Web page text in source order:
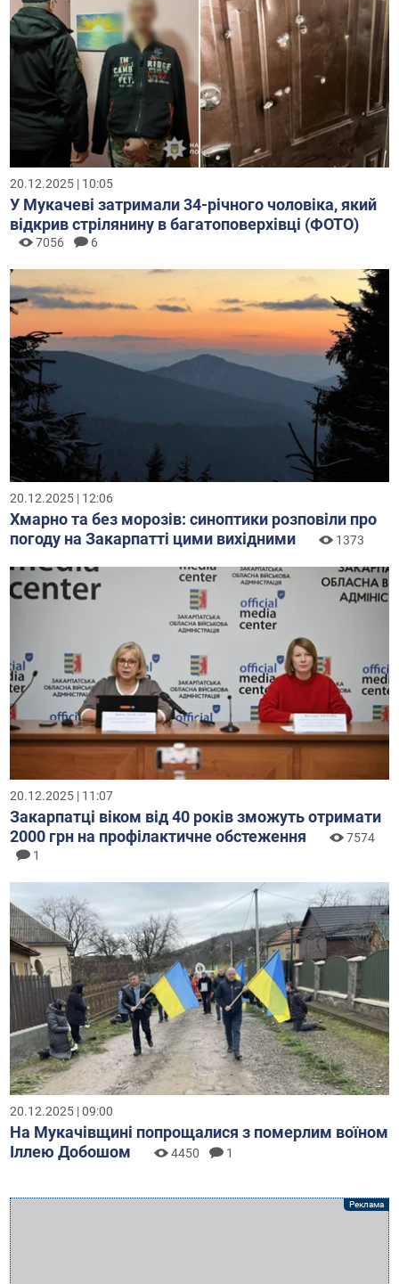
20.12.2025 | 10:05
У Мукачеві затримали 34-річного чоловіка, який
відкрив стрілянину в багатоповерхівці (ФОТО)
7056 6
20.12.2025 | 12:06
Хмарно та без морозів: синоптики розповіли про
погоду на Закарпатті цими вихідними
1373
20.12.2025 | 11:07
Закарпатці віком від 40 років зможуть отримати
2000 грн на профілактичне обстеження
7574
1
20.12.2025 | 09:00
На Мукачівщині попрощалися з померлим воїном
Іллею Добошом
4450 1